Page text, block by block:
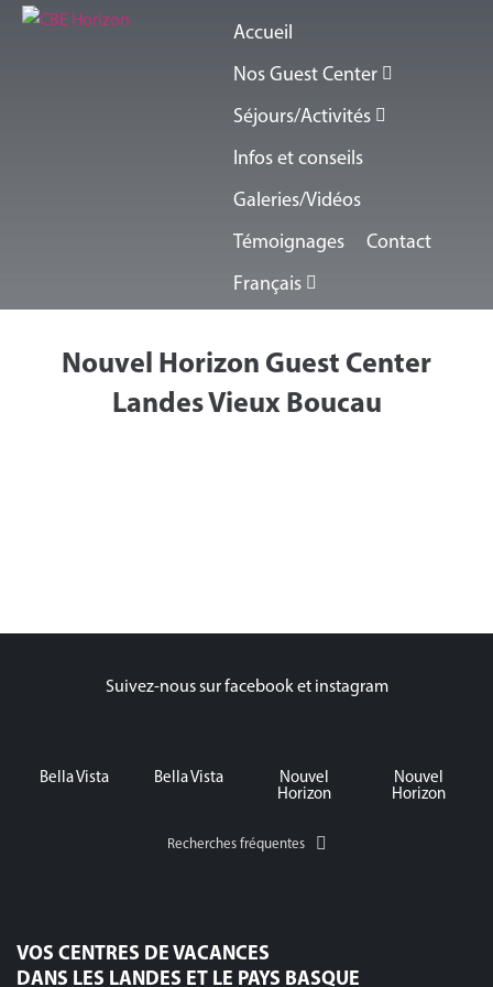
Accueil
Nos Guest Center
Séjours/Activités
Infos et conseils
Galeries/Vidéos
Témoignages
Contact
Français
Nouvel Horizon Guest Center
Landes Vieux Boucau
Suivez-nous sur facebook et instagram
Bella Vista Bella Vista
Nouvel
Horizon
Nouvel
Horizon
Recherches fréquentes
VOS CENTRES DE VACANCES
DANS LES LANDES ET LE PAYS BASQUE